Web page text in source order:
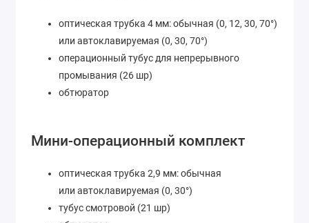
оптическая трубка 4 мм: обычная (0, 12, 30, 70°)
или автоклавируемая (0, 30, 70°)
операционный тубус для непрерывного
промывания (26 шр)
обтюратор
Мини-операционный комплект
оптическая трубка 2,9 мм: обычная
или автоклавируемая (0, 30°)
тубус смотровой (21 шр)